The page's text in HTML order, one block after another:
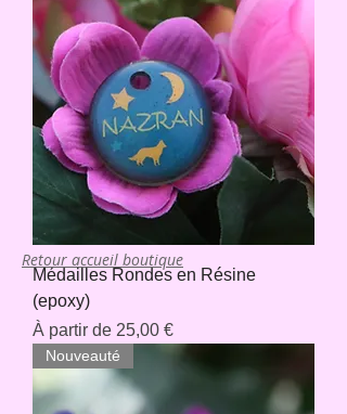
Médailles Rondes en Résine
(epoxy)
À partir de 25,00 €
Prix promotionnel
Nouveauté
Retour accueil boutique